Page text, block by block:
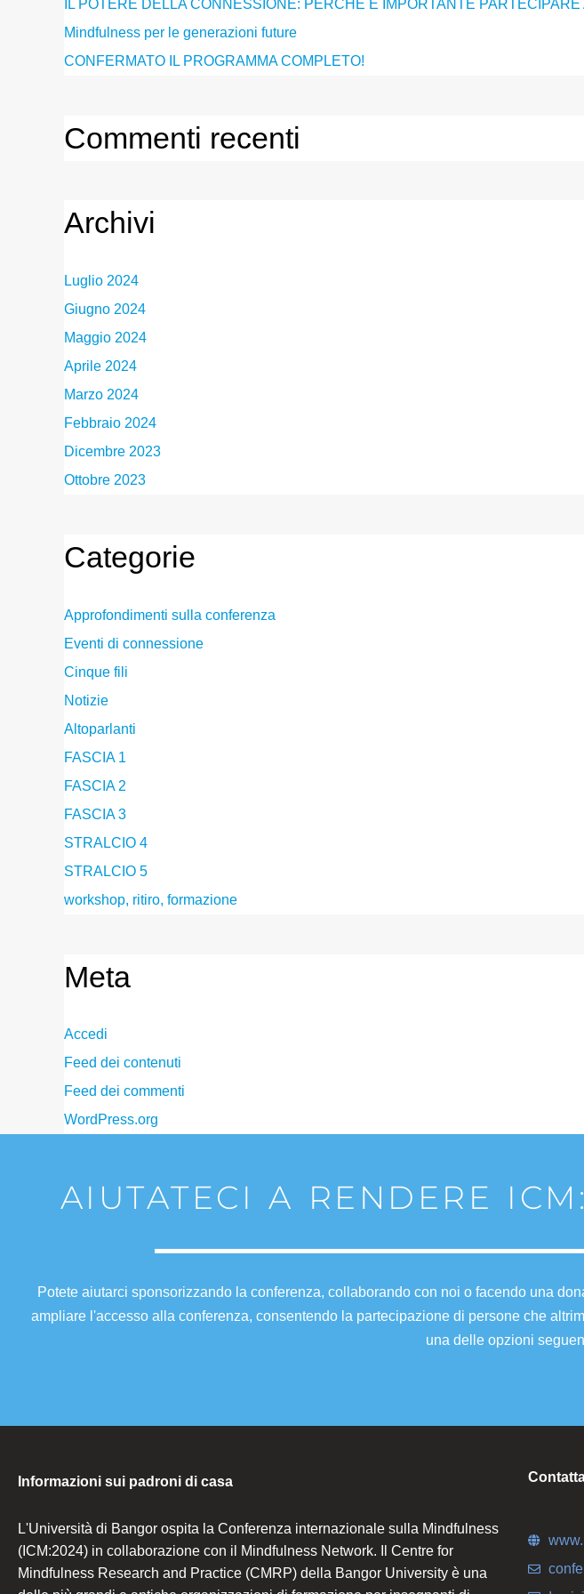
IL POTERE DELLA CONNESSIONE: PERCHÉ È IMPORTANTE
Mindfulness per le generazioni future
CONFERMATO IL PROGRAMMA COMPLETO!
Commenti recenti
Archivi
Luglio 2024
Giugno 2024
Maggio 2024
Aprile 2024
Marzo 2024
Febbraio 2024
Dicembre 2023
Ottobre 2023
Categorie
Approfondimenti sulla conferenza
Eventi di connessione
Cinque fili
Notizie
Altoparlanti
FASCIA 1
FASCIA 2
FASCIA 3
STRALCIO 4
STRALCIO 5
workshop, ritiro, formazione
Meta
Accedi
Feed dei contenuti
Feed dei commenti
WordPress.org
AIUTATECI A RENDERE
Potete aiutarci sponsorizzando la conferenza, collaborando con noi o facendo una
ampliare l'accesso alla conferenza, consentendo la partecipazione di persone che
una delle opzioni
Informazioni sui padroni di casa
L'Università di Bangor ospita la Conferenza internazionale sulla Mindfulness
(ICM:2024) in collaborazione con il Mindfulness Network. Il Centre for
Mindfulness Research and Practice (CMRP) della Bangor University è una